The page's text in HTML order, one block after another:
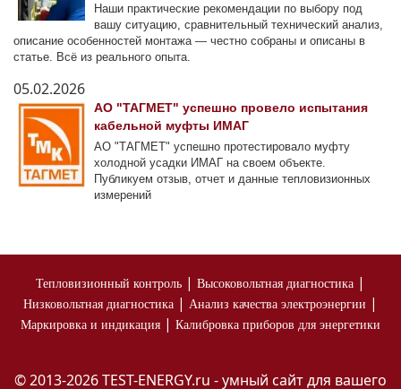
Наши практические рекомендации по выбору под
вашу ситуацию, сравнительный технический анализ,
описание особенностей монтажа — честно собраны и описаны в
статье. Всё из реального опыта.
05.02.2026
АО "ТАГМЕТ" успешно провело испытания
кабельной муфты ИМАГ
АО "ТАГМЕТ" успешно протестировало муфту
холодной усадки ИМАГ на своем объекте.
Публикуем отзыв, отчет и данные тепловизионных
измерений
Тепловизионный контроль | Высоковольтная диагностика |
Низковольтная диагностика | Анализ качества электроэнергии |
Маркировка и индикация | Калибровка приборов для энергетики
© 2013-2026 TEST-ENERGY.ru - умный сайт для вашего